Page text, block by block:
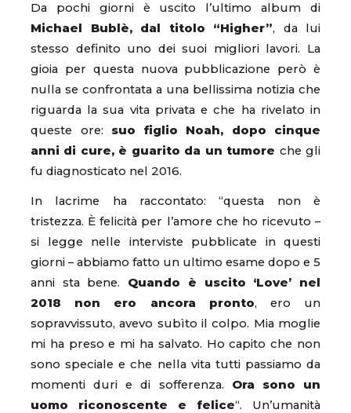
Da pochi giorni è uscito l’ultimo album di
Michael Bublè, dal titolo “Higher”, da lui
stesso definito uno dei suoi migliori lavori. La
gioia per questa nuova pubblicazione però è
nulla se confrontata a una bellissima notizia che
riguarda la sua vita privata e che ha rivelato in
queste ore: suo figlio Noah, dopo cinque
anni di cure, è guarito da un tumore che gli
fu diagnosticato nel 2016.
In lacrime ha raccontato: “questa non è
tristezza. È felicità per l’amore che ho ricevuto –
si legge nelle interviste pubblicate in questi
giorni – abbiamo fatto un ultimo esame dopo e 5
anni sta bene. Quando è uscito ‘Love’ nel
2018 non ero ancora pronto, ero un
sopravvissuto, avevo subìto il colpo. Mia moglie
mi ha preso e mi ha salvato. Ho capito che non
sono speciale e che nella vita tutti passiamo da
momenti duri e di sofferenza. Ora sono un
uomo riconoscente e felice“. Un’umanità